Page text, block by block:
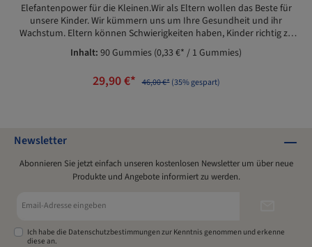
Elefantenpower für die Kleinen.Wir als Eltern wollen das Beste für
unsere Kinder. Wir kümmern uns um Ihre Gesundheit und ihr
Wachstum. Eltern können Schwierigkeiten haben, Kinder richtig zu
ernähren. VitaMini versorgt Kinder mit wichtigen Vitaminen und
Mineralstoffen.Burgerstein VitaMini ist ein
Wachstums und des Immunsystems Ihres Kindes. Vitamini von
Burgerstein Eisen vegan, welches ebenfalls optimal für Kinder
geeignet und flexibel einsetzbar ist.Die kleinen Elefanten schmecken
nach Pfirsich, sind gänzlich ohne künstliche Farb-, Aroma- und
Süßstoffe. Geeignet für Kinder ab 4 Jahren. Produktblatt Vitamini
Gummies Weiterführende Information Folder "Vitamine" Alle
Erstellung des Produktblattes kann etwas Zeit in Anspruch nehmen,
angezeigt werden. Die Weiterleitungen und Downloads werden von
Inhalt: 90 Gummies (0,33 €* / 1 Gummies)
29,90 €* 46,00 €* (35% gespart)
Newsletter
Abonnieren Sie jetzt einfach unseren kostenlosen Newsletter um über neue
Produkte und Angebote informiert zu werden.
Ich habe die Datenschutzbestimmungenzur Kenntnis genommen und erkenne
diese an.